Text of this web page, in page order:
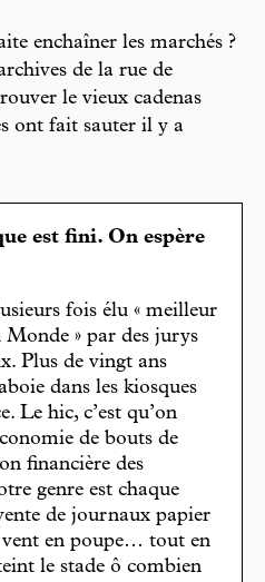
enchaîner les marchés ?
de la rue de
le vieux cadenas
ont fait sauter il y a
est fini. On espère
fois élu « meilleur
» par des jurys
Plus de vingt ans
dans les kiosques
Le hic, c’est qu’on
de bouts de
financière des
genre est chaque
de journaux papier
vent en poupe… tout en
le stade ô combien